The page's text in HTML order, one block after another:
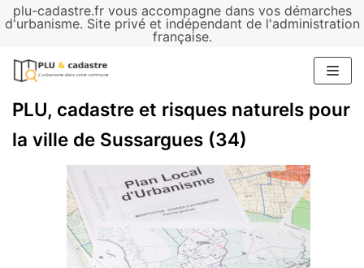
plu-cadastre.fr vous accompagne dans vos démarches
d'urbanisme. Site privé et indépendant de l'administration
française.
Aller
contenu
PLU, cadastre et risques naturels pour
la ville de Sussargues (34)